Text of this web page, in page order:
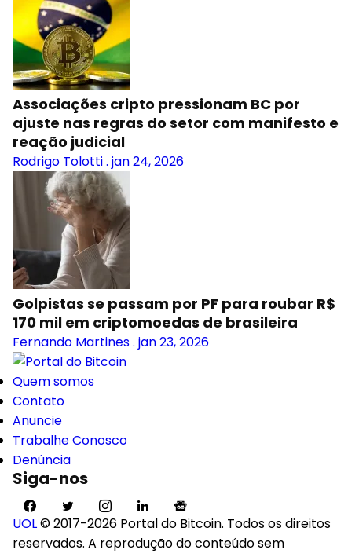
Associações cripto pressionam BC por
ajuste nas regras do setor com manifesto e
reação judicial
Rodrigo Tolotti. jan 24, 2026
Golpistas se passam por PF para roubar R$
170 mil em criptomoedas de brasileira
Fernando Martines. jan 23, 2026
Quem somos
Contato
Anuncie
Trabalhe Conosco
Denúncia
Siga-nos
UOL© 2017-2026 Portal do Bitcoin. Todos os direitos
reservados. A reprodução do conteúdo sem